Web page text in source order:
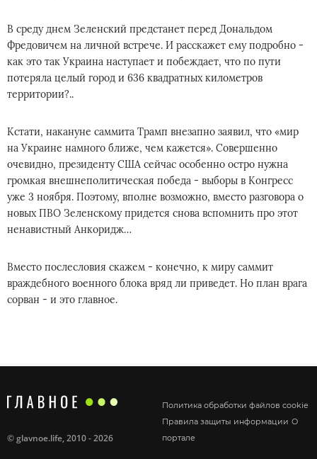
В среду днем Зеленский предстанет перед Дональдом
Фредовичем на личной встрече. И расскажет ему подробно -
как это так Украина наступает и побеждает, что по пути
потеряла целый город и 636 квадратных километров
территории?..
Кстати, накануне саммита Трамп внезапно заявил, что «мир
на Украине намного ближе, чем кажется». Совершенно
очевидно, президенту США сейчас особенно остро нужна
громкая внешнеполитическая победа - выборы в Конгресс
уже 3 ноября. Поэтому, вполне возможно, вместо разговора о
новых ПВО Зеленскому придется снова вспомнить про этот
ненавистный Анкоридж…
Вместо послесловия скажем - конечно, к миру саммит
враждебного военного блока вряд ли приведет. Но план врага
сорван - и это главное.
Политика обработки файлов cookie
Правила защиты информации О
портале
©glavnoe.life, 2010 - 2026